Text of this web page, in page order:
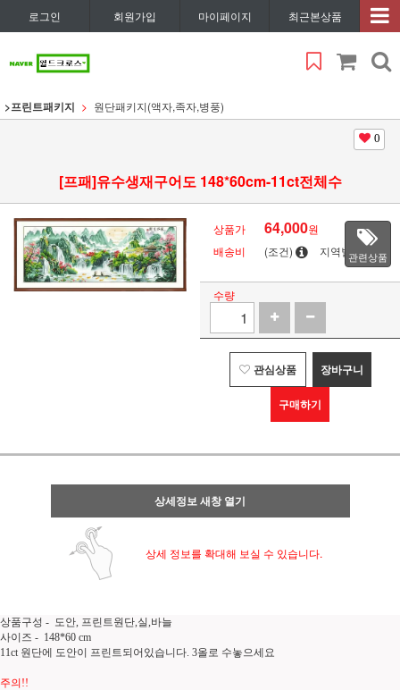
로그인 회원가입 마이페이지 최근본상품
>프린트패키지 원단패키지(액자,족자,병풍)
0
[프패]유수생재구어도 148*60cm-11ct전체수
상품가 64,000원
배송비
(조건) 지역별관련상품
수량
관심상품 장바구니
구매하기
상세정보 새창 열기
상세 정보를 확대해 보실 수 있습니다.
상품구성 - 도안, 프린트원단,실,바늘
사이즈 - 148*60 cm
11ct 원단에 도안이 프린트되어있습니다. 3올로 수놓으세요
주의!!